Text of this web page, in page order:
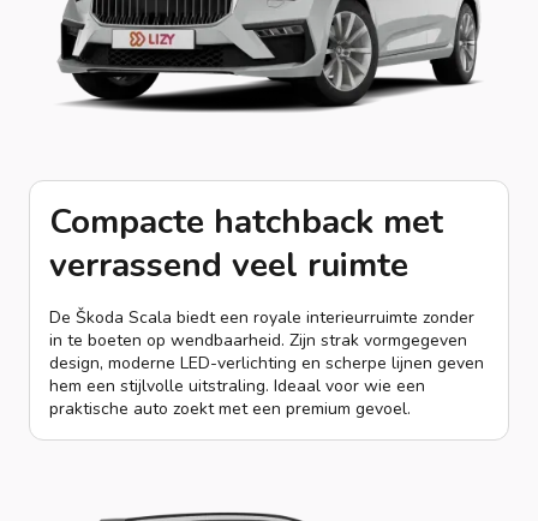
Compacte hatchback met
verrassend veel ruimte
De Škoda Scala biedt een royale interieurruimte zonder
in te boeten op wendbaarheid. Zijn strak vormgegeven
design, moderne LED-verlichting en scherpe lijnen geven
hem een stijlvolle uitstraling. Ideaal voor wie een
praktische auto zoekt met een premium gevoel.